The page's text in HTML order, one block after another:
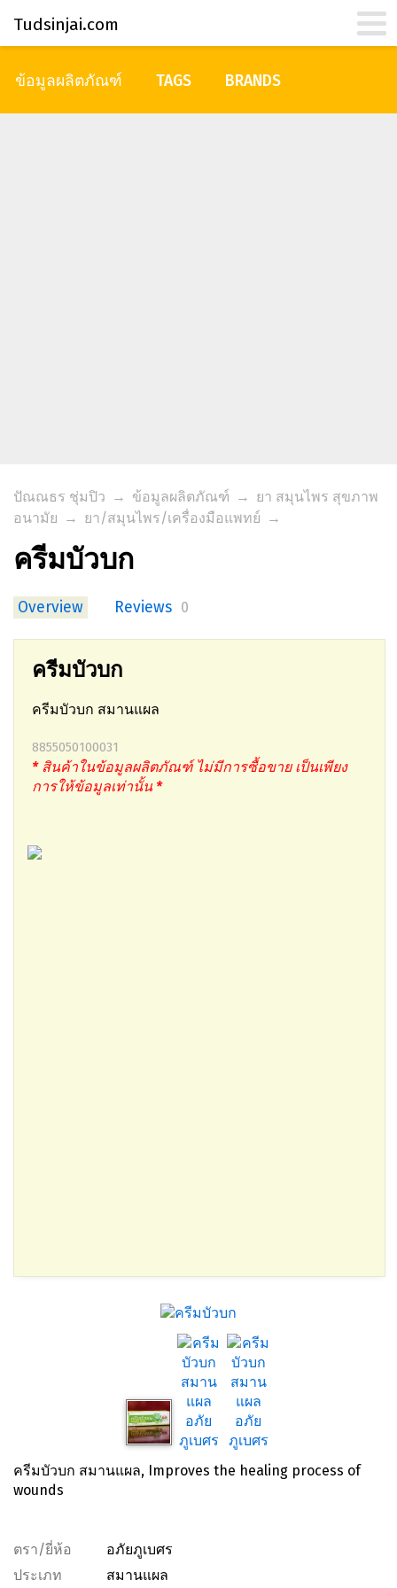
Tudsinjai.com
ข้อมูลผลิตภัณฑ์ TAGS BRANDS
ปัณณธร ชุ่มปิว → ข้อมูลผลิตภัณฑ์ → ยา สมุนไพร สุขภาพ
อนามัย → ยา/สมุนไพร/เครื่องมือแพทย์ →
ครีมบัวบก
Overview Reviews 0
ครีมบัวบก
ครีมบัวบก สมานแผล
8855050100031
* สินค้าในข้อมูลผลิตภัณฑ์ ไม่มีการซื้อขาย เป็นเพียง
การให้ข้อมูลเท่านั้น *
ครีมบัวบก สมานแผล, Improves the healing process of
wounds
ตรา/ยี่ห้อ
อภัยภูเบศร
ประเภท
สมานแผล